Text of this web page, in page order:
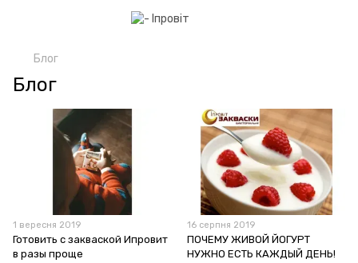
Блог
Блог
1 вересня 2019
Готовить с закваской Ипровит
в разы проще
16 серпня 2019
ПОЧЕМУ ЖИВОЙ ЙОГУРТ
НУЖНО ЕСТЬ КАЖДЫЙ ДЕНЬ!